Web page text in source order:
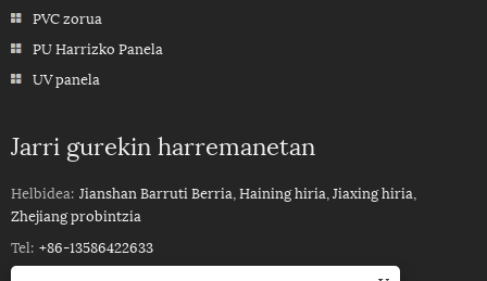
PVC zorua
PU Harrizko Panela
UV panela
Jarri gurekin harremanetan
Helbidea: Jianshan Barruti Berria, Haining hiria, Jiaxing hiria,
Zhejiang probintzia
Tel: +86-13586422633